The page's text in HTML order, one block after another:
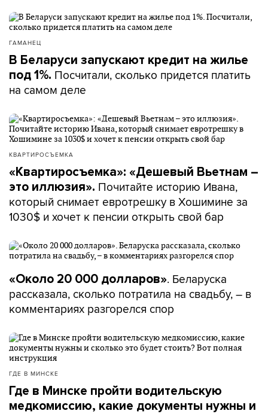
ГАМАНЕЦ
В Беларуси запускают кредит на жилье
под 1%. Посчитали, сколько придется платить
на самом деле
КВАРТИРОСЪЕМКА
«Квартиросъемка»: «Дешевый Вьетнам –
это иллюзия». Почитайте историю Ивана,
который снимает евротрешку в Хошимине за
1030$ и хочет к пенсии открыть свой бар
«Около 20 000 долларов». Беларуска
рассказала, сколько потратила на свадьбу, – в
комментариях разгорелся спор
ГДЕ В МИНСКЕ
Где в Минске пройти водительскую
медкомиссию, какие документы нужны и